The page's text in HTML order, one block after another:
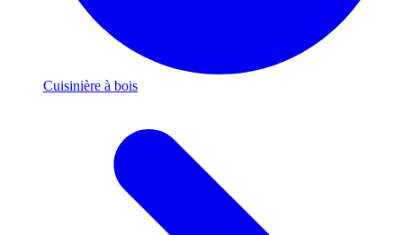
Cuisinière à bois